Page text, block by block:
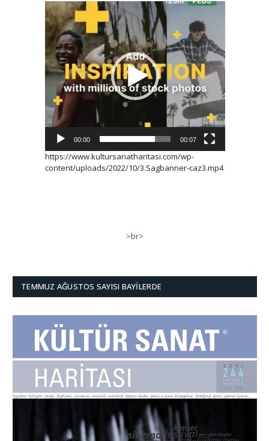
Video
oynatıcı
00:00 00:07
https://www.kultursanatharitasi.com/wp-
content/uploads/2022/10/3.Sagbanner-caz3.mp4
>br>
TEMMUZ AĞUSTOS SAYISI BAYILERDE